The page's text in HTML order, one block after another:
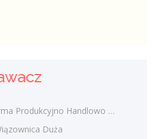
Usługowa "KONRAD" Wiązownica Duża
Duża